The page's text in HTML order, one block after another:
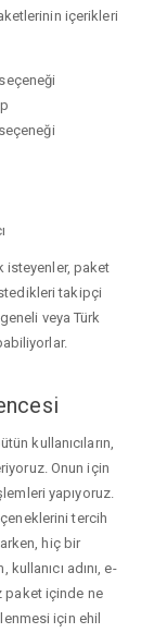
içerikleri
isteyenler, paket
takipçi
veya Türk
kullanıcıların,
Onun için
yapıyoruz.
tercih
hiç bir
adını, e-
paket içinde ne
için ehil